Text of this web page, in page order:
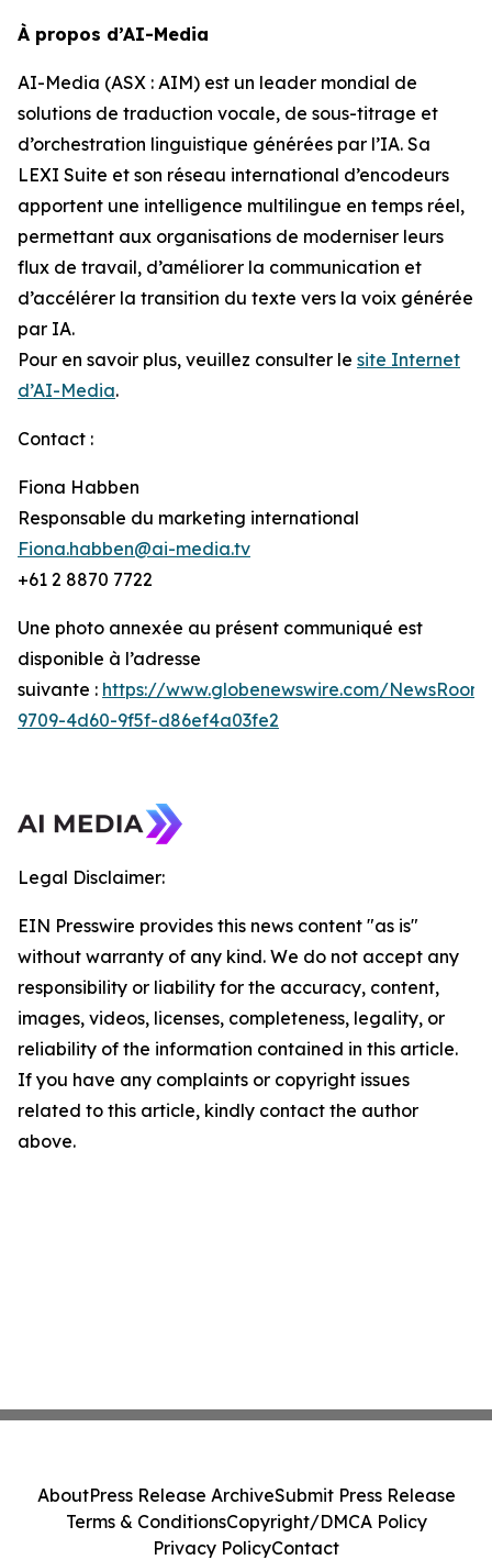
À propos d’AI-Media
AI-Media (ASX : AIM) est un leader mondial de
solutions de traduction vocale, de sous-titrage et
d’orchestration linguistique générées par l’IA. Sa
LEXI Suite et son réseau international d’encodeurs
apportent une intelligence multilingue en temps réel,
permettant aux organisations de moderniser leurs
flux de travail, d’améliorer la communication et
d’accélérer la transition du texte vers la voix générée
par IA.
Pour en savoir plus, veuillez consulter le site Internet
d’AI-Media.
Contact :
Fiona Habben
Responsable du marketing international
Fiona.habben@ai-media.tv
+61 2 8870 7722
Une photo annexée au présent communiqué est
disponible à l’adresse
suivante : https://www.globenewswire.com/
9709-4d60-9f5f-d86ef4a03fe2
Legal Disclaimer:
EIN Presswire provides this news content "as is"
without warranty of any kind. We do not accept any
responsibility or liability for the accuracy, content,
images, videos, licenses, completeness, legality, or
reliability of the information contained in this article.
If you have any complaints or copyright issues
related to this article, kindly contact the author
above.
AboutPress Release ArchiveSubmit Press Release
Terms & ConditionsCopyright/DMCA Policy
Privacy PolicyContact